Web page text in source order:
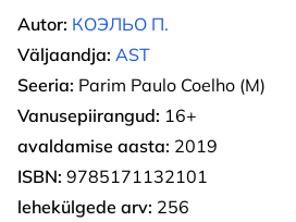
Autor: КОЭЛЬО П.
Väljaandja: AST
Seeria: Parim Paulo Coelho (M)
Vanusepiirangud: 16+
avaldamise aasta: 2019
ISBN: 9785171132101
lehekülgede arv: 256